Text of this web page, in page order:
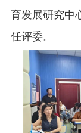
育发展研究中
任评委。